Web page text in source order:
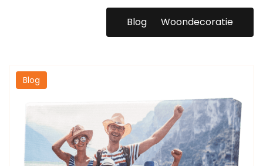
Blog Woondecoratie
Blog